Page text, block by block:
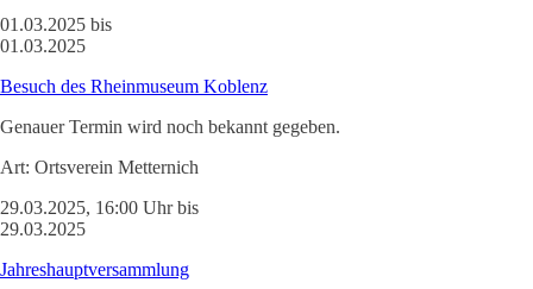
01.03.2025 bis
01.03.2025
Besuch des Rheinmuseum Koblenz
Genauer Termin wird noch bekannt gegeben.
Art: Ortsverein Metternich
29.03.2025, 16:00 Uhr bis
29.03.2025
Jahreshauptversammlung